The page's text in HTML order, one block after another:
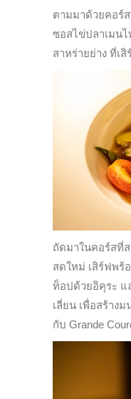
ตามมาด้วยคอร์
ซอสไข่ปลาเมน
สาหร่ายย่าง ที่เ
ถัดมาในคอร์สที่
สดใหม่ เสิร์ฟพร้
ท็อปด้วยอิคุระ แ
เลี่ยน เพื่อสร้าง
กับ Grande